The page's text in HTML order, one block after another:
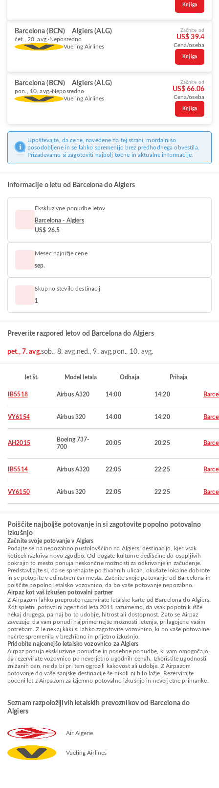
Knjiga
Barcelona (BCN) Algiers (ALG)
čet., 20. avg. Neposredno
Vueling Airlines
Začnite od
US$ 39.4
Cena/oseba
Knjiga
Barcelona (BCN) Algiers (ALG)
pon., 10. avg. Neposredno
Vueling Airlines
Začnite od
US$ 66.06
Cena/oseba
Knjiga
Upoštevajte, da cene, navedene na tej strani, morda niso
posodobljene in se lahko spremenijo brez predhodnega obvestila.
Prizadevamo si zagotoviti najbolj točne in aktualne informacije.
Informacije o letu od Barcelona do Algiers
Ekskluzivne ponudbe letov
Barcelona - Algiers
US$ 26.5
Mesec najnižje cene
sep.
Skupno število destinacij
1
Preverite razpored letov od Barcelona do Algiers
pet., 7. avg.sob., 8. avg.ned., 9. avg.pon., 10. avg.
let št. Model letala Odhaja Prihaja
IB5518 Airbus A320 14:00 14:20
VY6154 Airbus 320 14:00 14:20
AH2015
Boeing 737-
700
20:05 20:25
IB5514 Airbus A320 22:05 22:25
VY6150 Airbus 320 22:05 22:25
Poiščite najboljše potovanje in si zagotovite popolno potovalno
izkušnjo
Začnite svoje potovanje v Algiers
Podajte se na nepozabno pustolovščino na Algiers, destinacijo, kjer vsak
kotiček razkriva novo zgodbo. Od bogate kulturne dediščine do osupljivih
pokrajin to mesto ponuja neskončne možnosti za odkrivanje in začudenje.
Predstavljajte si, da se sprehajate po živahnih ulicah, okušate lokalne dobrote
in se potopite v edinstven čar mesta. Začnite svoje potovanje od Barcelona in
poiščite popolno letalsko vozovnico, da bo vaše potovanje nepozabno.
Airpaz kot vaš izkušen potovalni partner
Z Airpazom lahko preprosto rezervirate letalske karte od Barcelona do Algiers.
Kot spletni potovalni agent od leta 2011 razumemo, da vsak popotnik išče
nekaj drugega, pa naj bo to udobje, hitrost ali dostopnost. Zato se Airpaz
zavezuje, da vam ponudi najprimernejše možnosti letenja, prilagojene vašim
potrebam. Z le nekaj kliki si lahko zagotovite vozovnico, ki bo vaše potovalne
načrte spremenila v brezhibno in prijetno izkušnjo.
Pridobite najcenejšo letalsko vozovnico za Algiers
Airpaz ponuja ekskluzivne ponudbe in posebne ponudbe, ki vam omogočajo,
da rezervirate vozovnico po neverjetno ugodnih cenah. Izkoristite ugodnosti
znižanih cen, ne da bi pri tem ogrozili kakovost ali udobje. Z Airpazom
potovanje do vaše sanjske destinacije še nikoli ni bilo lažje. Rezervirajte
poceni let z Airpazom za izjemno potovalno izkušnjo in neverjetne prihranke.
Seznam razpoložljivih letalskih prevoznikov od Barcelona do
Algiers
Air Algerie
Vueling Airlines